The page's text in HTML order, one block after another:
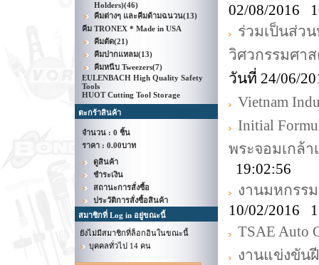
Holders)(46)
คีมต่างๆ และคีมด้ามฉนวน(13)
คีม TRONEX * Made in USA
คีมตัด(21)
คีมปากแหลม(13)
คีมหนีบ Tweezers(7)
EULENBACH High Quality Safety
Tools
HUOT Cutting Tool Storage
ตะกร้าสินค้า
จำนวน : 0 ชิ้น
ราคา : 0.00บาท
ดูสินค้า
ชำระเงิน
สถานะการสั่งซื้อ
ประวัติการสั่งซื้อสินค้า
สมาชิกที่ Log in อยู่ขณะนี้
ยังไม่มีสมาชิกที่ล็อกอินในขณะนี้
บุคคลทั่วไป 14 คน
02/08/2016
ร่วมเป็นส่ว
วิศวกรรมศา
วันที่ 24/06/
Vietnam
Initial
พระจอมเกล้
19:02:56
งานมหกรร
10/02/2016
TSAE Auto
งานแข่งขัน